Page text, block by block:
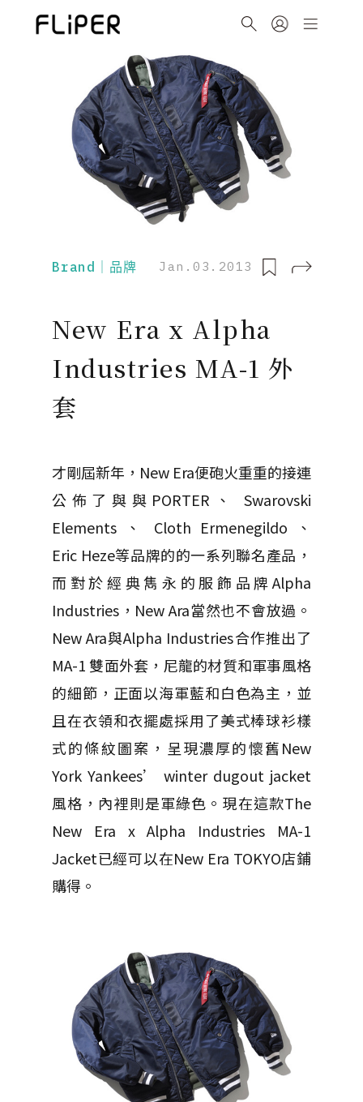
Brand｜品牌 Jan.03.2013
New Era x Alpha
Industries MA-1 外
套
才剛屆新年，New Era便砲火重重的接連
公佈了與 與 PORTER 、 Swarovski
Elements 、
Cloth Ermenegildo 、
Eric Heze等品牌的的一系列聯名產品，
而對於經典雋永的服飾品牌Alpha
Industries，New Ara當然也不會放過。
New Ara與Alpha Industries合作推出了
MA-1 雙面外套，尼龍的材質和軍事風格
的細節，正面以海軍藍和白色為主，並
且在衣領和衣擺處採用了美式棒球衫樣
式的條紋圖案，呈現濃厚的懷舊New
York Yankees’ winter dugout jacket
風格，內裡則是軍綠色。現在這款The
New Era x Alpha Industries MA-1
Jacket已經可以在New Era TOKYO店鋪
購得。